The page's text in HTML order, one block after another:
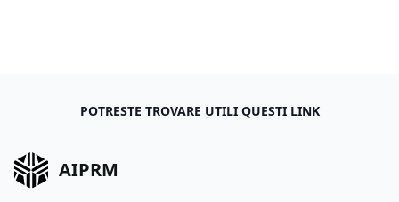
POTRESTE TROVARE UTILI QUESTI LINK
AIPRM